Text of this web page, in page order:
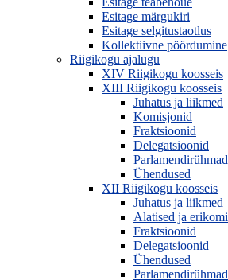
Esitage märgukiri
Esitage selgitustaotlus
Kollektiivne pöördumine
Riigikogu ajalugu
XIV Riigikogu koosseis
XIII Riigikogu koosseis
Juhatus ja liikmed
Komisjonid
Fraktsioonid
Delegatsioonid
Parlamendirühmad
Ühendused
XII Riigikogu koosseis
Juhatus ja liikmed
Alatised ja
Fraktsioonid
Delegatsioonid
Ühendused
Parlamendirühmad